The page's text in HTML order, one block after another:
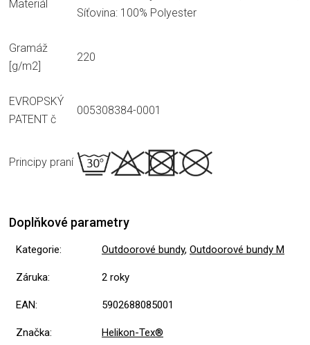
Materiál
Síťovina: 100% Polyester
Gramáž
[g/m2]
220
EVROPSKÝ
PATENT č
005308384-0001
Principy praní
Doplňkové parametry
Kategorie: Outdoorové bundy, Outdoorové bundy M
Záruka: 2 roky
EAN: 5902688085001
Značka: Helikon-Tex®